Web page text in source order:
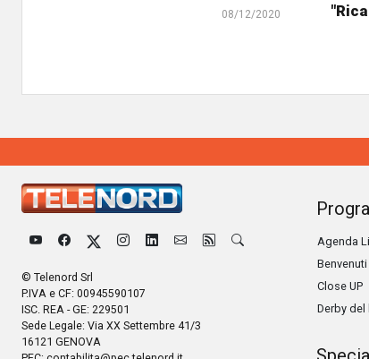
08/12/2020
© Telenord Srl
P.IVA e CF: 00945590107
ISC. REA - GE: 229501
Sede Legale: Via XX Settembre 41/3
16121 GENOVA
Agenda
Close UP
Derby del